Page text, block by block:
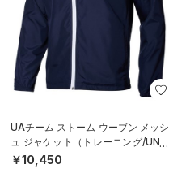
UAチーム ストーム ウーブン メッシ
ュ ジャケット（トレーニング/UNIS
EX）
￥10,450